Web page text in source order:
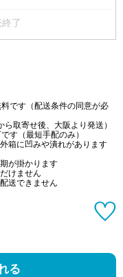
了
です（配送条件の同意が必
取寄せ後、大阪より発送）
す（最短手配のみ）
箱に凹みや潰れがあります
が掛かります
けません
送できません
る